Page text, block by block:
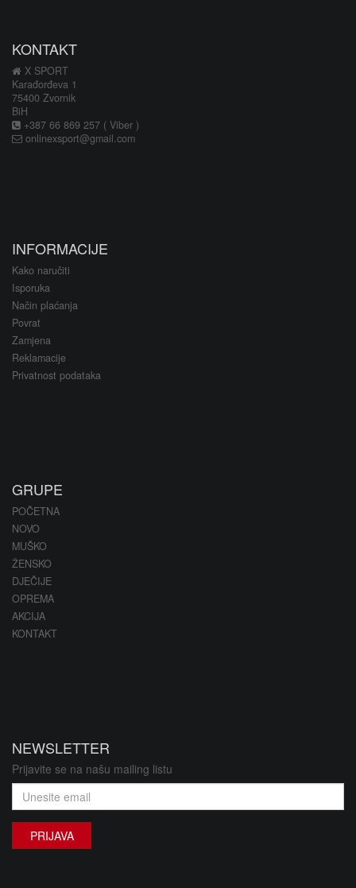
KONTAKT
X SPORT
Karađorđeva 1
75400 Zvornik
BiH
+387 66 869 257 ( Viber )
onlinexsport@gmail.com
INFORMACIJE
Kako naručiti
Isporuka
Način plaćanja
Povrat
Zamjena
Reklamacije
Privatnost podataka
GRUPE
POČETNA
NOVO
MUŠKO
ŽENSKO
DJEČIJE
OPREMA
AKCIJA
KONTAKT
NEWSLETTER
Prijavite se na našu mailing listu
PRIJAVA